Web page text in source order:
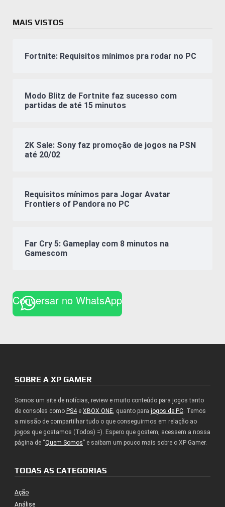
MAIS VISTOS
Fortnite: Requisitos mínimos pra rodar no PC
Modo Blitz de Fortnite faz sucesso com
partidas de até 15 minutos
2K Sale: Sony faz promoção de jogos na PSN
até 20/02
Requisitos mínimos para Jogar Avatar
Frontiers of Pandora no PC
Far Cry 5: Gameplay com 8 minutos na
Gamescom
Conversar no WhatsApp
SOBRE A XP GAMER
Somos um site de notícias, review e muito conteúdo para jogos tanto
de consoles como PS4e XBOX ONE, quanto para jogos de PC. Temos
a missão de compartilhar tudo o que conseguirmos em relação ao
jogos que gostamos (Todos) =). Espero que gostem, acessem a nossa
página de “Quem Somos” e saibam um pouco mais sobre o XP Gamer.
TODAS AS CATEGORIAS
Ação
Análise